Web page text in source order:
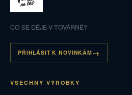
CO SE DĚJE V TOVÁRNĚ?
PŘIHLÁSIT K NOVINKÁM
VŠECHNY VÝROBKY